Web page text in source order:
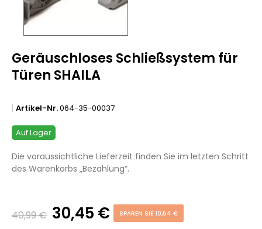
Geräuschloses Schließsystem für
Türen SHAILA
Artikel-Nr.064-35-00037
Auf Lager
Die voraussichtliche Lieferzeit finden Sie im letzten Schritt
des Warenkorbs „Bezahlung“.
40,99 € 30,45 € SPAREN SIE 10,54 €